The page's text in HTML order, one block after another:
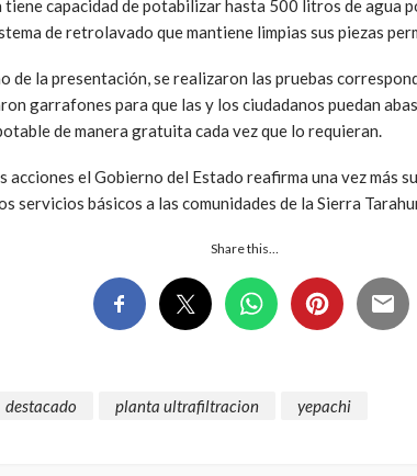
tiene capacidad de potabilizar hasta 500 litros de agua
de retrolavado que mantiene limpias sus piezas
de la presentación, se realizaron las pruebas
garrafones para que las y los ciudadanos puedan
de manera gratuita cada vez que lo requieran.
acciones el Gobierno del Estado reafirma una vez más
servicios básicos a las comunidades de la Sierra
Share this…
destacado planta ultrafiltracion yepachi